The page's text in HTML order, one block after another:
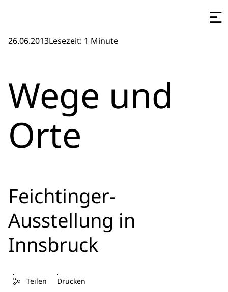
26.06.2013Lesezeit: 1 Minute
Wege und
Orte
Feichtinger-
Ausstellung in
Innsbruck
Teilen Drucken